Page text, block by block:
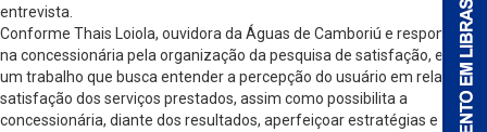
entrevista.
Conforme Thais Loiola, ouvidora da Águas de Camboriú e responsável
na concessionária pela organização da pesquisa de satisfação, este é
um trabalho que busca entender a percepção do usuário em relação a
satisfação dos serviços prestados, assim como possibilita a
concessionária, diante dos resultados, aperfeiçoar estratégias e